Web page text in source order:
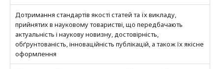
Дотримання стандартів якості статей та їх викладу,
прийнятих в науковому товаристві, що передбачають
актуальність і наукову новизну, достовірність,
обґрунтованість, інноваційність публікацій, а також їх якісне
оформлення